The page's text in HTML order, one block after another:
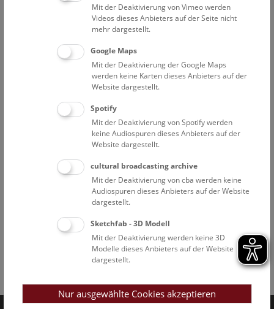
Mit der Deaktivierung von Vimeo werden
Videos dieses Anbieters auf der Seite nicht
mehr dargestellt.
Google Maps
Mit der Deaktivierung der Google Maps
werden keine Karten dieses Anbieters auf der
Website dargestellt.
Spotify
Mit der Deaktivierung von Spotify werden
keine Audiospuren dieses Anbieters auf der
Website dargestellt.
cultural broadcasting archive
Mit der Deaktivierung von cba werden keine
Audiospuren dieses Anbieters auf der Website
dargestellt.
Sketchfab - 3D Modell
Mit der Deaktivierung werden keine 3D
Modelle dieses Anbieters auf der Website
dargestellt.
Nur ausgewählte Cookies akzeptieren